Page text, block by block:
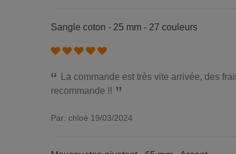
Sangle coton - 25 mm - 27 couleurs
La commande est très vite arrivée, des
recommande !!
Par: chloé 19/03/2024